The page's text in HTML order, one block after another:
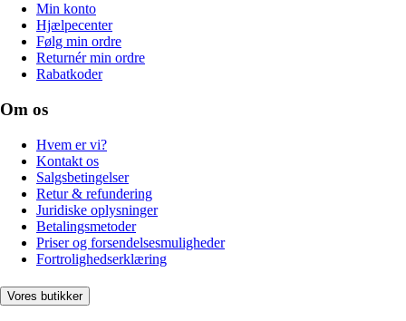
Min konto
Hjælpecenter
Følg min ordre
Returnér min ordre
Rabatkoder
Om os
Hvem er vi?
Kontakt os
Salgsbetingelser
Retur & refundering
Juridiske oplysninger
Betalingsmetoder
Priser og forsendelsesmuligheder
Fortrolighedserklæring
Vores butikker